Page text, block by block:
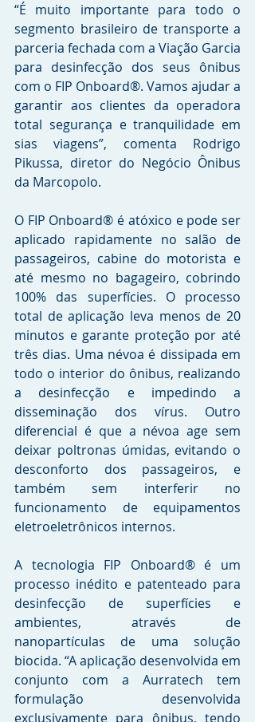
“É muito importante para todo o
segmento brasileiro de transporte a
parceria fechada com a Viação Garcia
para desinfecção dos seus ônibus
com o FIP Onboard®. Vamos ajudar a
garantir aos clientes da operadora
total segurança e tranquilidade em
sias viagens”, comenta Rodrigo
Pikussa, diretor do Negócio Ônibus
da Marcopolo.
O FIP Onboard® é atóxico e pode ser
aplicado rapidamente no salão de
passageiros, cabine do motorista e
até mesmo no bagageiro, cobrindo
100% das superfícies. O processo
total de aplicação leva menos de 20
minutos e garante proteção por até
três dias. Uma névoa é dissipada em
todo o interior do ônibus, realizando
a desinfecção e impedindo a
disseminação dos vírus. Outro
diferencial é que a névoa age sem
deixar poltronas úmidas, evitando o
desconforto dos passageiros, e
também sem interferir no
funcionamento de equipamentos
eletroeletrônicos internos.
A tecnologia FIP Onboard® é um
processo inédito e patenteado para
desinfecção de superfícies e
ambientes, através de
nanopartículas de uma solução
biocida. “A aplicação desenvolvida em
conjunto com a Aurratech tem
formulação desenvolvida
exclusivamente para ônibus, tendo